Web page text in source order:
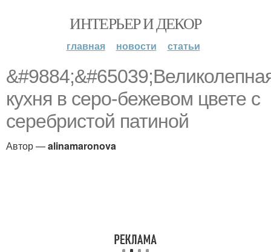
ИНТЕРЬЕР И ДЕКОР
главная новости статьи
кухня в серо-бежевом цвете с
серебристой патиной
Автор —alinamaronova